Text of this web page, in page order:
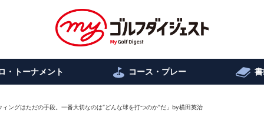
・トーナメント コース・プレー
ングはただの手段。一番大切なのは“どんな球を打つのか”だ」by横田英治